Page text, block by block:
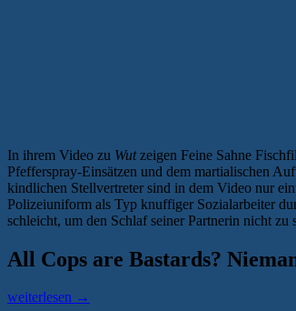
In ihrem Video zu Wutzeigen Feine Sahne
Pfefferspray-Einsätzen und dem martialischen
kindlichen Stellvertreter sind in dem Video nur
Polizeiuniform als Typ knuffiger Sozialarbeiter
schleicht, um den Schlaf seiner Partnerin nicht zu
All Cops are Bastards?
„Pop
weiterlesen →